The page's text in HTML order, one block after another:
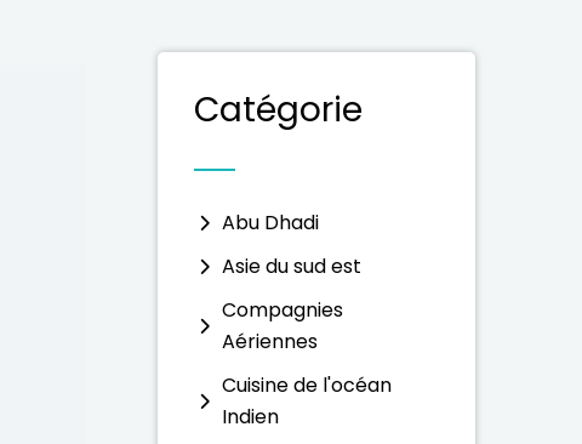
Catégorie
Abu Dhadi
Asie du sud est
Compagnies
Aériennes
Cuisine de l'océan
Indien